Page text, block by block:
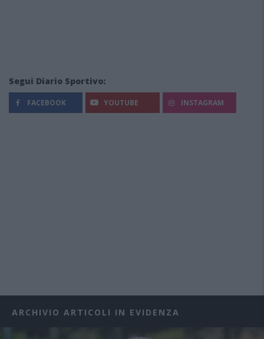
Segui Diario Sportivo:
FACEBOOK YOUTUBE INSTAGRAM
ARCHIVIO ARTICOLI IN EVIDENZA